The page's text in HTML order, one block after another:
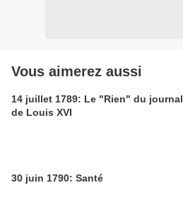
Vous aimerez aussi
14 juillet 1789: Le "Rien" du journal
de Louis XVI
30 juin 1790: Santé